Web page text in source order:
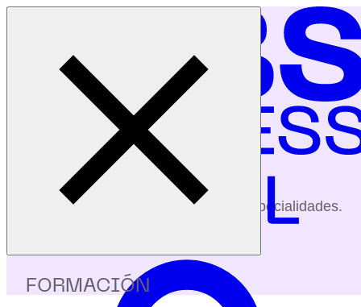
FORMACIÓN
Inicio
Profesores
Jose Luis Gomez Ramos
profesores
Conoce a nuestros profesores y sus especialidades.